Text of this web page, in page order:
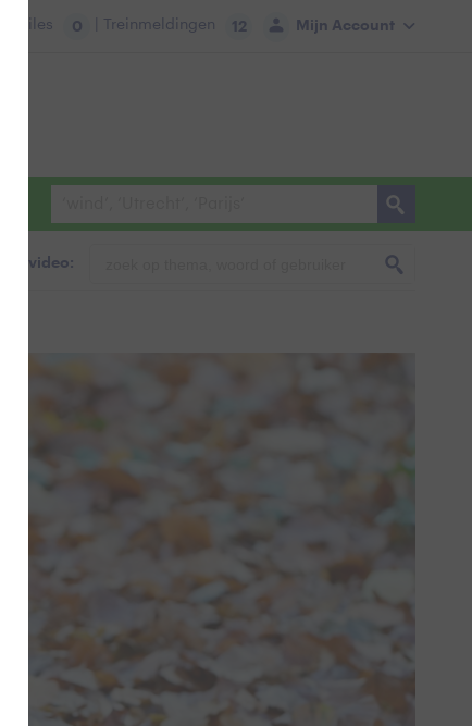
Mijn Account
Files 0 | Treinmeldingen 12
& video: